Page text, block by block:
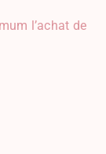
l’achat de